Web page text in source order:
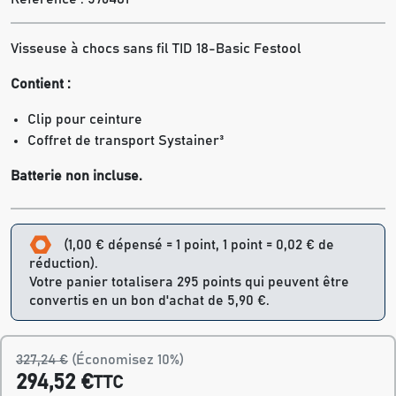
Visseuse à chocs sans fil TID 18-Basic Festool
Contient :
Clip pour ceinture
Coffret de transport Systainer³
Batterie non incluse.
(1,00 € dépensé = 1 point, 1 point = 0,02 € de
réduction).
Votre panier totalisera 295 points qui peuvent être
convertis en un bon d'achat de 5,90 €.
327,24 € (Économisez 10%)
294,52 €TTC